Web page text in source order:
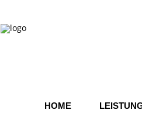
HOME